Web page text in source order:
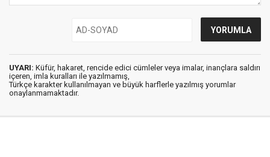
UYARI: Küfür, hakaret, rencide edici cümleler veya imalar, inançlara saldırı
içeren, imla kuralları ile yazılmamış,
Türkçe karakter kullanılmayan ve büyük harflerle yazılmış yorumlar
onaylanmamaktadır.